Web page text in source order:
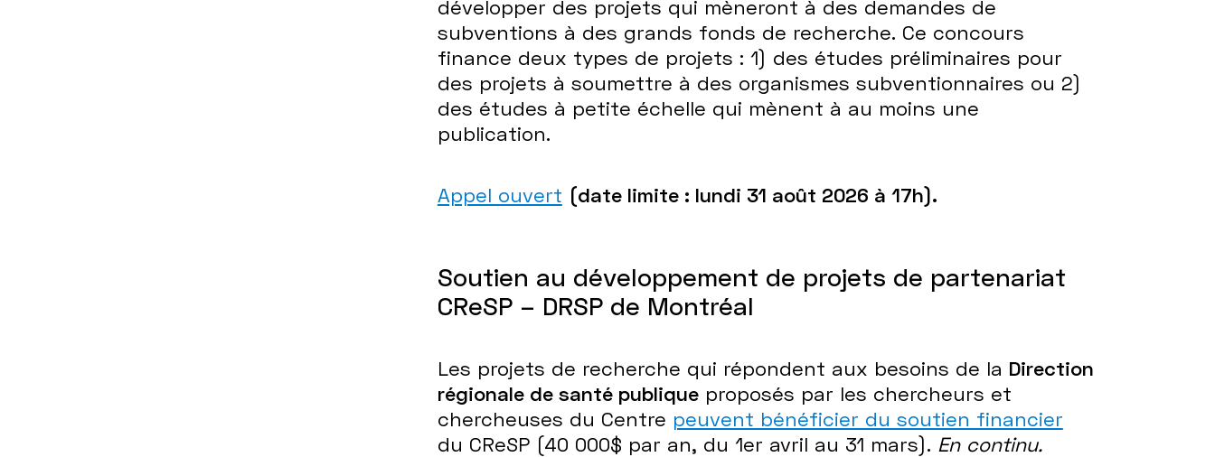
développer des projets qui mèneront à des demandes de
subventions à des grands fonds de recherche. Ce concours
finance deux types de projets : 1) des études préliminaires pour
des projets à soumettre à des organismes subventionnaires ou 2)
des études à petite échelle qui mènent à au moins une
publication.
Appel ouvert (date limite : lundi 31 août 2026 à 17h).
Soutien au développement de projets de partenariat
CReSP – DRSP de Montréal
Les projets de recherche qui répondent aux besoins de la Direction
régionale de santé publiqueproposés par les chercheurs et
chercheuses du Centre peuvent bénéficier du soutien financier
du CReSP (40 000$ par an, du 1er avril au 31 mars). En continu.